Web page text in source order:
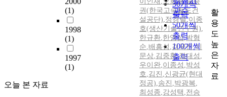
(1)
1998
(1)
1997
(1)
오늘 본 자료
관순
30개씩
출력
50개씩
출력
100개씩
출력
권(한국고속철도건
설공단),정경렬,이종
호(생산기술연구원),
한규환,한영섭,박형
순,배흥성 ,김국진,이
문상,김중환,장대성 ,
우이완,이종성 ,박성
호,김진 ,신광균(현대
정공),송진 ,박광복,
최성종,강성택 ,전승
활
용
도
높
은
자
료